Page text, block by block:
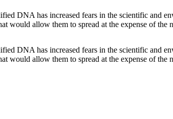
DNA has increased fears in the scientific and
would allow them to spread at the expense of the
DNA has increased fears in the scientific and
would allow them to spread at the expense of the